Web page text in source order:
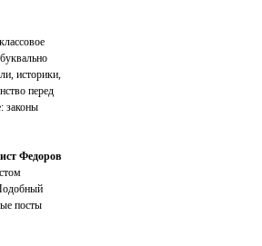
историки,
перед
законы
Федоров
посты